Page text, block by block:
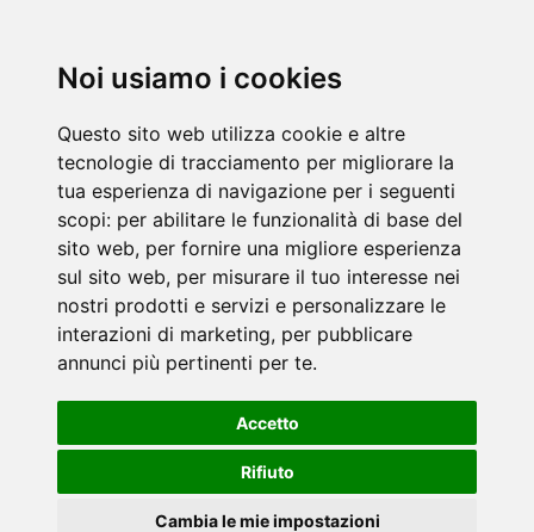
Noi usiamo i cookies
Questo sito web utilizza cookie e altre
tecnologie di tracciamento per migliorare la
tua esperienza di navigazione per i seguenti
scopi: per abilitare le funzionalità di base del
sito web, per fornire una migliore esperienza
sul sito web, per misurare il tuo interesse nei
nostri prodotti e servizi e personalizzare le
interazioni di marketing, per pubblicare
annunci più pertinenti per te.
Accetto
Rifiuto
Cambia le mie impostazioni